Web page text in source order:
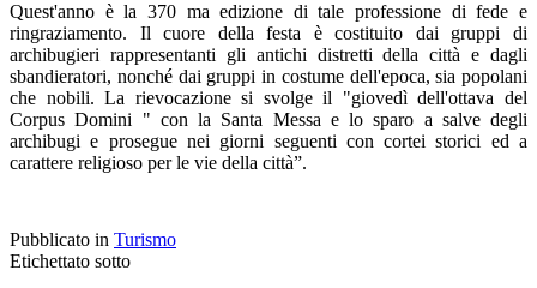
Quest'anno è la 370 ma edizione di tale professione di fede e
ringraziamento. Il cuore della festa è costituito dai gruppi di
archibugieri rappresentanti gli antichi distretti della città e dagli
sbandieratori, nonché dai gruppi in costume dell'epoca, sia popolani
che nobili. La rievocazione si svolge il "giovedì dell'ottava del
Corpus Domini " con la Santa Messa e lo sparo a salve degli
archibugi e prosegue nei giorni seguenti con cortei storici ed a
carattere religioso per le vie della città”.
Pubblicato in Turismo
Etichettato sotto